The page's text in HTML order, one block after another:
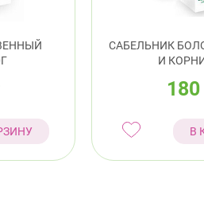
САБЕЛЬНИК
И
180
В